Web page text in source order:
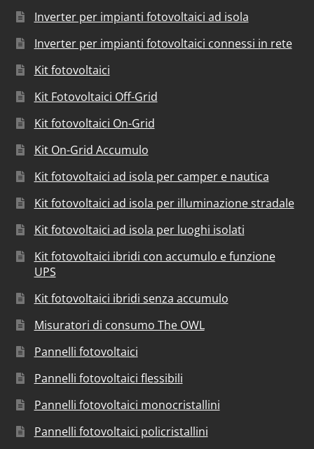
Inverter per impianti fotovoltaici ad isola
Inverter per impianti fotovoltaici connessi in rete
Kit fotovoltaici
Kit Fotovoltaici Off-Grid
Kit fotovoltaici On-Grid
Kit On-Grid Accumulo
Kit fotovoltaici ad isola per camper e nautica
Kit fotovoltaici ad isola per illuminazione stradale
Kit fotovoltaici ad isola per luoghi isolati
Kit fotovoltaici ibridi con accumulo e funzione
UPS
Kit fotovoltaici ibridi senza accumulo
Misuratori di consumo The OWL
Pannelli fotovoltaici
Pannelli fotovoltaici flessibili
Pannelli fotovoltaici monocristallini
Pannelli fotovoltaici policristallini